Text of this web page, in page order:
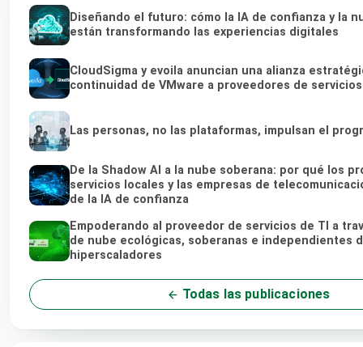
Diseñando el futuro: cómo la IA de confianza y la
están transformando las experiencias digitales
CloudSigma y evoila anuncian una alianza
continuidad de VMware a proveedores de
Las personas, no las plataformas, impulsan el
De la Shadow AI a la nube soberana: por qué los
servicios locales y las empresas de
de la IA de confianza
Empoderando al proveedor de servicios de TI a
de nube ecológicas, soberanas e independientes
hiperscaladores
Todas las publicaciones